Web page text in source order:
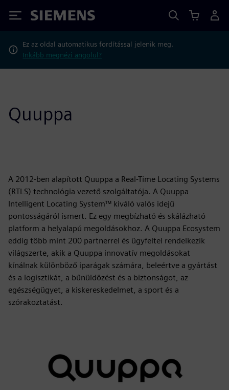
Siemens
Ez az oldal automatikus fordítással jelenik meg.
Inkább megnézi angolul?
Quuppa
A 2012-ben alapított Quuppa a Real-Time Locating Systems
(RTLS) technológia vezető szolgáltatója. A Quuppa
Intelligent Locating System™ kiváló valós idejű
pontosságáról ismert. Ez egy megbízható és skálázható
platform a helyalapú megoldásokhoz. A Quuppa Ecosystem
eddig több mint 200 partnerrel és ügyfeltel rendelkezik
világszerte, akik a Quuppa innovatív megoldásokat
kínálnak különböző iparágak számára, beleértve a gyártást
és a logisztikát, a bűnüldözést és a biztonságot, az
egészségügyet, a kiskereskedelmet, a sport és a
szórakoztatást.